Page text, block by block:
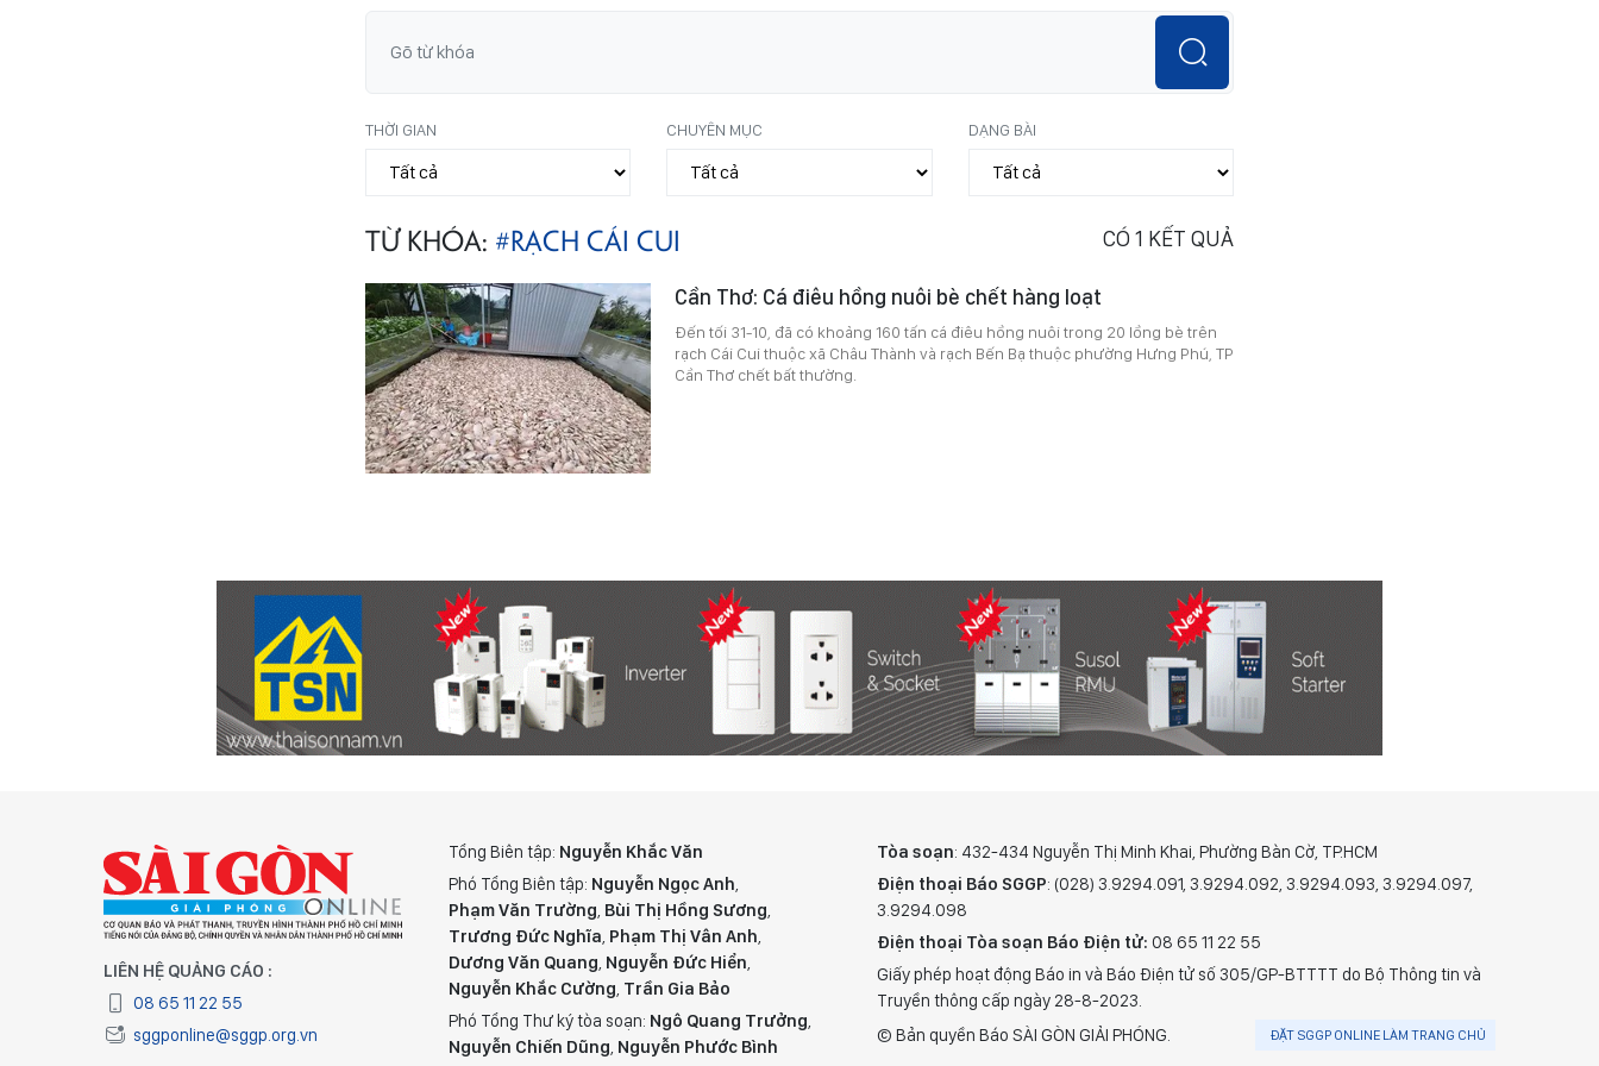
THỜI GIAN CHUYÊN MỤC DẠNG BÀI
TỪ KHÓA: #RẠCH CÁI CUI CÓ 1 KẾT QUẢ
Cần Thơ: Cá điêu hồng nuôi bè chết hàng loạt
Đến tối 31-10, đã có khoảng 160 tấn cá điêu hồng nuôi trong 20 lồng bè trên
rạch Cái Cui thuộc xã Châu Thành và rạch Bến Bạ thuộc phường Hưng Phú, TP
Cần Thơ chết bất thường.
LIÊN HỆ QUẢNG CÁO :
08 65 11 22 55
sggponline@sggp.org.vn
Tổng Biên tập: Nguyễn Khắc Văn
Phó Tổng Biên tập: Nguyễn Ngọc Anh,
Phạm Văn Trường, Bùi Thị Hồng Sương,
Trương Đức Nghĩa, Phạm Thị Vân Anh,
Dương Văn Quang, Nguyễn Đức Hiển,
Nguyễn Khắc Cường, Trần Gia Bảo
Phó Tổng Thư ký tòa soạn: Ngô Quang Trưởng,
Nguyễn Chiến Dũng, Nguyễn Phước Bình
Tòa soạn: 432-434 Nguyễn Thị Minh Khai, Phường Bàn Cờ, TP.HCM
Điện thoại Báo SGGP: (028) 3.9294.091, 3.9294.092, 3.9294.093, 3.9294.097,
3.9294.098
Điện thoại Tòa soạn Báo Điện tử: 08 65 11 22 55
Giấy phép hoạt động Báo in và Báo Điện tử số 305/GP-BTTTT do Bộ Thông tin và
Truyền thông cấp ngày 28-8-2023.
© Bản quyền Báo SÀI GÒN GIẢI PHÓNG.
ĐẶT SGGP ONLINE LÀM TRANG CHỦ